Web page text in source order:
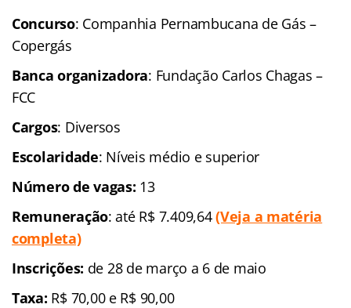
Concurso: Companhia Pernambucana de Gás –
Copergás
Banca organizadora: Fundação Carlos Chagas –
FCC
Cargos: Diversos
Escolaridade: Níveis médio e superior
Número de vagas: 13
Remuneração: até R$ 7.409,64(Veja a matéria
completa)
Inscrições: de 28 de março a 6 de maio
Taxa: R$ 70,00 e R$ 90,00